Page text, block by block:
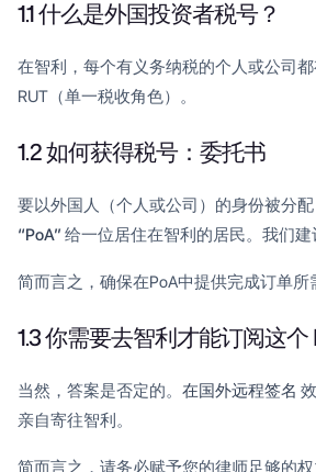
1.1 什么是外国投资者税号？
在智利，每个有义务纳税的个人或公司
RUT（单一税收角色）。
1.2 如何获得税号：委托书
要以外国人（个人或公司）的身份被分
“PoA” 给一位居住在智利的居民。我们
简而言之，确保在PoA中提供完成订单所
1.3 你需要去智利才能订阅这个
当然，答案是否定的。 在国外远程签名
亲自寄往智利。
简而言之，请务必赋予您的律师足够的